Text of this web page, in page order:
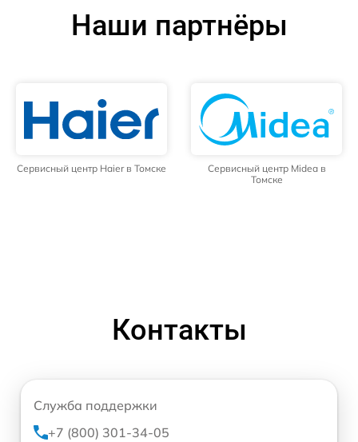
Наши партнёры
Сервисный центр Haier в Томске
Сервисный центр Midea в
Томске
Контакты
Служба поддержки
+7 (800) 301-34-05